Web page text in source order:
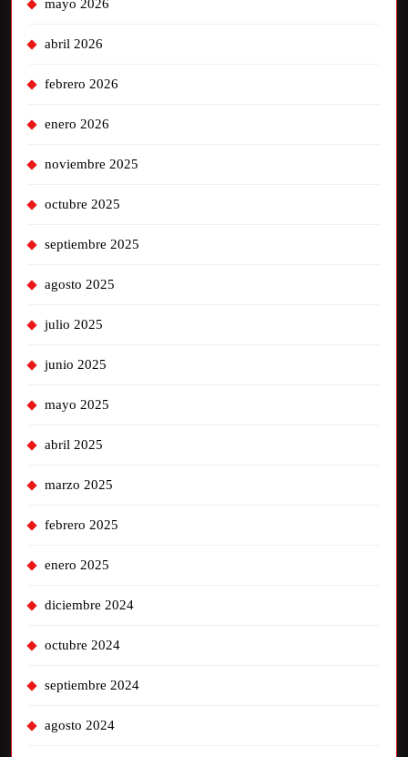
mayo 2026
abril 2026
febrero 2026
enero 2026
noviembre 2025
octubre 2025
septiembre 2025
agosto 2025
julio 2025
junio 2025
mayo 2025
abril 2025
marzo 2025
febrero 2025
enero 2025
diciembre 2024
octubre 2024
septiembre 2024
agosto 2024